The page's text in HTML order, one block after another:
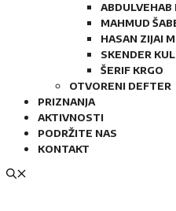
ABDULVEHAB
MAHMUD
HASAN ZIJAI
SKENDER
ŠERIF KRGO
OTVORENI DEFTER
PRIZNANJA
AKTIVNOSTI
PODRŽITE NAS
KONTAKT